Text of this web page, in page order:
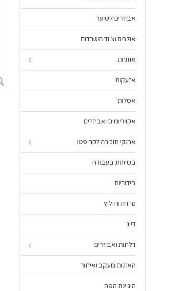
אביזרים לשיער
אולרים וציוד הישרדות
אוזניות
אזעקות
אסלות
אקווריומים ואביזרים
ארנקי חומרה לקריפטו
בטיחות בעבודה
בידוריות
גרירה וחילוץ
דייג
דלתות ואביזרים
האזנות מעקב ואיתור
היגיינת הפה